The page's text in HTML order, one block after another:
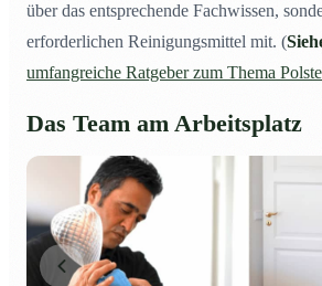
über das entsprechende Fachwissen,
erforderlichen Reinigungsmittel mit. (
umfangreiche Ratgeber zum Thema
Das Team am Arbeitsplatz